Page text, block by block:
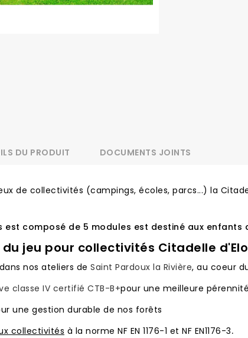
DU PRODUIT DOCUMENTS JOINTS
de collectivités (campings, écoles, parcs...) la
composé de 5 modules est destiné aux enfants
jeu pour collectivités Citadelle
nos ateliers de Saint Pardoux la Rivière, au coeur
classe IV certifié CTB-B+pour une meilleure
une gestion durable de nos forêts
collectivités à la norme NF EN 1176-1 et NF EN1176-3.